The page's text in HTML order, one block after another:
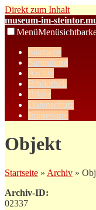
Direkt zum Inhalt
museum-im-
Menü
Startseite
Sammlung
Archiv
Bibliothek
Bilder
Datenschutz
Impressum
Objekt
Startseite » Archiv »
Archiv-ID:
02337